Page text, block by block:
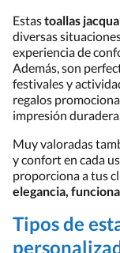
Estastoallas
diversas
experiencia de
Además, son
festivales y
regalos
impresión
Muy valoradas
y confort en cada
proporciona a tus
elegancia,
Tipos de